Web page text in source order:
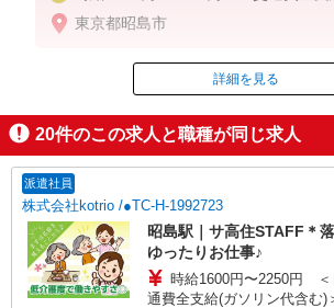
む)＞
東京都昭島市
掲載期間終了
詳細を見る
20件のこの求人と職種が同じ求人
派遣社員
株式会社kotrio /●TC-H-1992723
昭島駅｜サ高住STAFF＊
ゆったりお仕事♪
時給1600円〜2250円 ＜
通費全支給(ガソリン代含む)